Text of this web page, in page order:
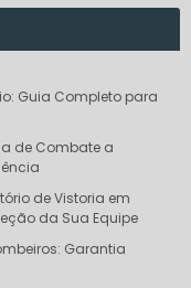
Guia Completo para
de Combate a
de Vistoria em
da Sua Equipe
Garantia